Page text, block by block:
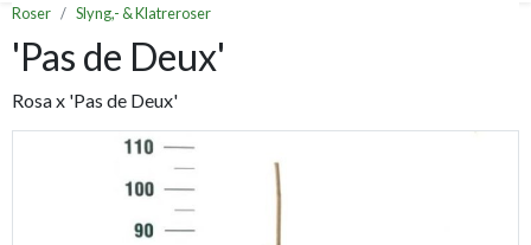
Roser Slyng,- & Klatreroser
'Pas de Deux'
Rosa x 'Pas de Deux'